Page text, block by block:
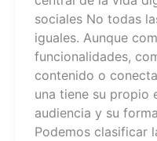
sociales No todas
iguales. Aunque
funcionalidades,
contenido o
una tiene su propio
audiencia y su
Podemos clasificar